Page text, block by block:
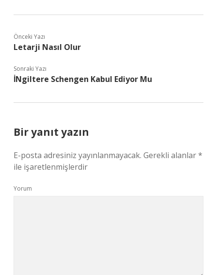
Önceki Yazı
Letarji Nasıl Olur
Sonraki Yazı
İNgiltere Schengen Kabul Ediyor Mu
Bir yanıt yazın
E-posta adresiniz yayınlanmayacak. Gerekli alanlar*
ile işaretlenmişlerdir
Yorum